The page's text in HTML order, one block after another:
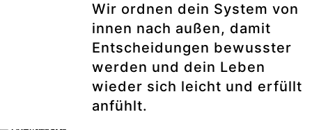
Wir ordnen dein System von
innen nach außen, damit
Entscheidungen bewusster
werden und dein Leben
wieder sich leicht und erfüllt
anfühlt.